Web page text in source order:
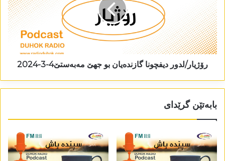
رۆژیار/لدور دیفچونا گازندەیان بو جھێ مەبەستێ4-3-2024
بابەتێن گرێدای